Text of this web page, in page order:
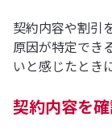
契約内容や割引
原因が特定でき
いと感じたとき
契約内容を